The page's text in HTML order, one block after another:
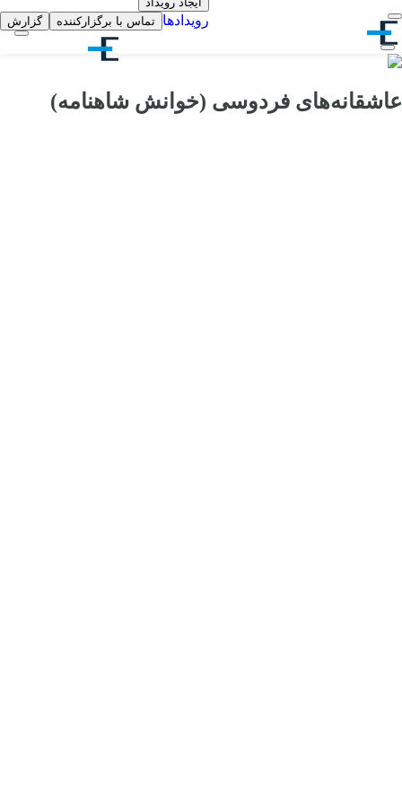
رویدادها تماس با برگزارکننده گزارش
عاشقانه‌های فردوسی (خوانش شاهنامه)